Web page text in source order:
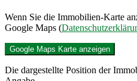
Wenn Sie die Immobilien-Karte
Google Maps (
Google Maps Karte anzeigen
Die dargestellte Position der